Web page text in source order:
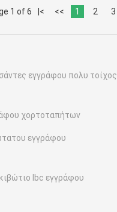
1 of 6 |< << 1 2 3
εγγράφου πολυ τοίχος
χορτοταπήτων
εγγράφου
Ibc εγγράφου